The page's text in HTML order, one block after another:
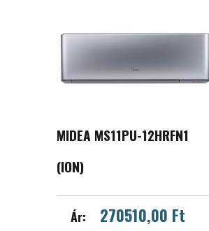
MIDEA MS11PU-12HRFN1
(ION)
Ár: 270510,00 Ft